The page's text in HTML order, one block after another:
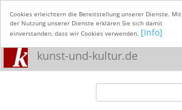
Cookies erleichtern die Bereitstellung unserer Dienste. Mit
der Nutzung unserer Dienste erklären Sie sich damit
einverstanden, dass wir Cookies verwenden. [Info]
kunst-und-kultur.de